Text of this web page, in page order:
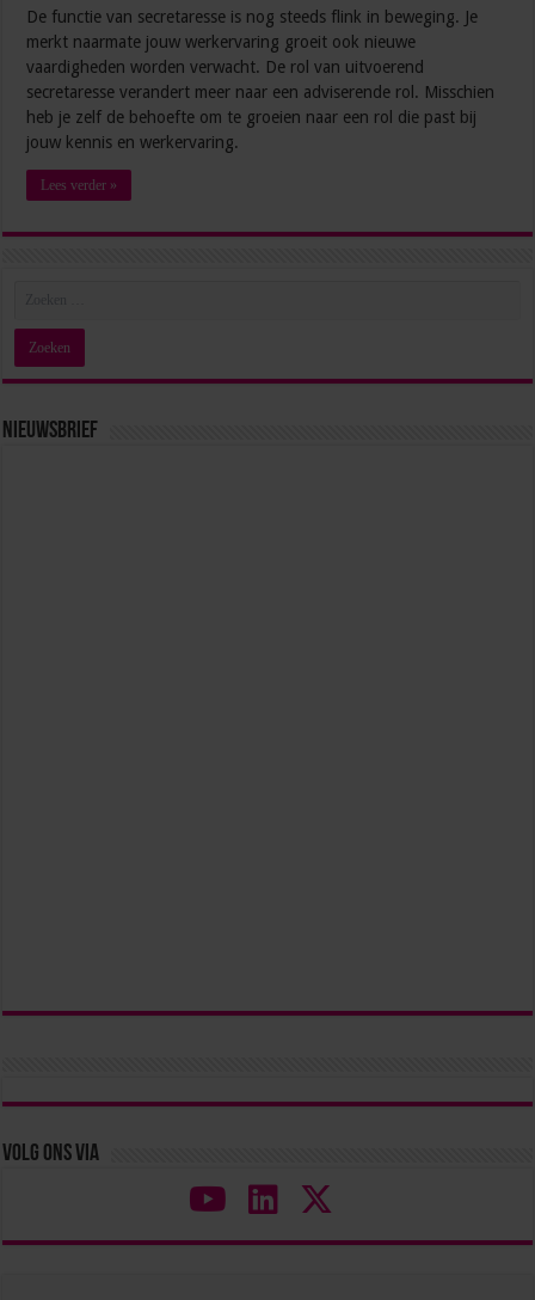
De functie van secretaresse is nog steeds flink in beweging. Je
merkt naarmate jouw werkervaring groeit ook nieuwe
vaardigheden worden verwacht. De rol van uitvoerend
secretaresse verandert meer naar een adviserende rol. Misschien
heb je zelf de behoefte om te groeien naar een rol die past bij
jouw kennis en werkervaring.
Lees verder »
Nieuwsbrief
Volg ons via